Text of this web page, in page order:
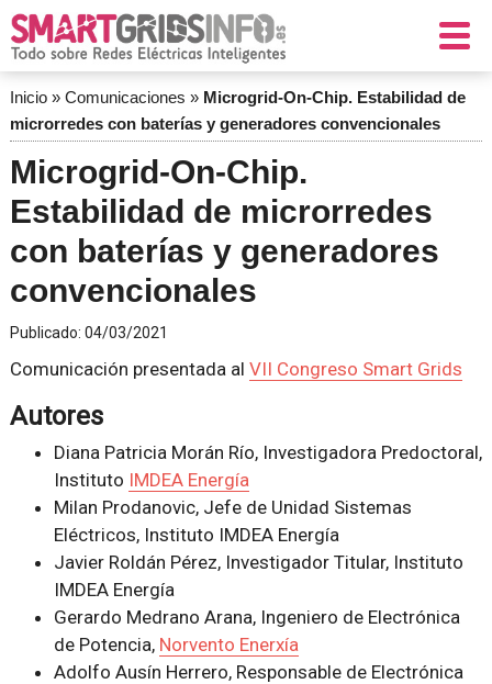
Inicio» Comunicaciones » Microgrid-On-Chip. Estabilidad de
microrredes con baterías y generadores convencionales
Microgrid-On-Chip.
Estabilidad de microrredes
con baterías y generadores
convencionales
Publicado: 04/03/2021
Comunicación presentada al VII Congreso Smart Grids
Autores
Diana Patricia Morán Río, Investigadora Predoctoral,
Instituto IMDEA Energía
Milan Prodanovic, Jefe de Unidad Sistemas
Eléctricos, Instituto IMDEA Energía
Javier Roldán Pérez, Investigador Titular, Instituto
IMDEA Energía
Gerardo Medrano Arana, Ingeniero de Electrónica
de Potencia, Norvento Enerxía
Adolfo Ausín Herrero, Responsable de Electrónica